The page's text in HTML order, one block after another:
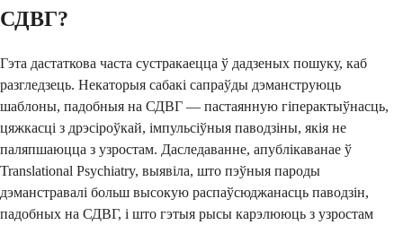
СДВГ?
Гэта дастаткова часта сустракаецца ў дадзеных пошуку, каб
разгледзець. Некаторыя сабакі сапраўды дэманструюць
шаблоны, падобныя на СДВГ — пастаянную гіперактыўнасць,
цяжкасці з дрэсіроўкай, імпульсіўныя паводзіны, якія не
паляпшаюцца з узростам. Даследаванне, апублікаванае ў
Translational Psychiatry, выявіла, што пэўныя пароды
дэманстравалі больш высокую распаўсюджанасць паводзін,
падобных на СДВГ, і што гэтыя рысы карэлююць з узростам